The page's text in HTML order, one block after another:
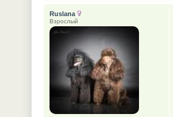
Ruslana
Взрослый